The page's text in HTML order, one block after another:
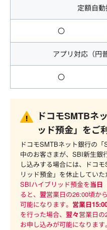
定額自
〇
アプリ対応（円
〇
ドコモSMTBネ
ッド預金」をご
ドコモSMTBネット銀行の
中のお客さまが、SBI新生銀
し込みする場合には、ドコ
リッド預金」を休止していた
SBIハイブリッド預金を当日
ると、 翌営業日の26:00頃か
可能になります。 営業日
を行った場合、 翌々営業日
お申し込みが可能になります。